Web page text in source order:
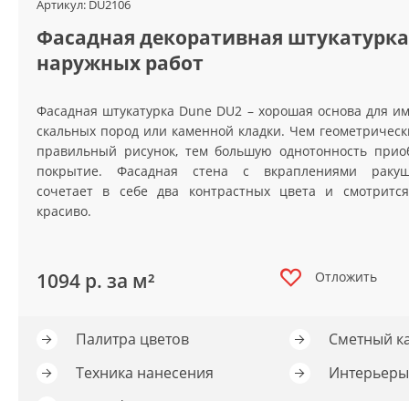
Артикул: DU1101
Артикул: DU2106
Фасадная декоративная
наружных работ
Фасадная штукатурка Dune DU2 – хорошая основа для
скальных пород или каменной кладки. Чем
правильный рисунок, тем большую однотонность
покрытие. Фасадная стена с вкраплениями
сочетает в себе два контрастных цвета и
красиво.
1094 р. за м² Отложить
Палитра цветов
Сметный
Техника нанесения
Интерьеры
Артикул: DU3101
Отложить